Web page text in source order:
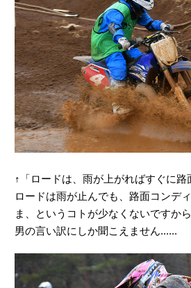
↑「ロードは、雨が上がればすぐに路
ロードは雨が止んでも、路面コンデ
ま、というコトが少なくないですか
男の言い訳にしか聞こえません......